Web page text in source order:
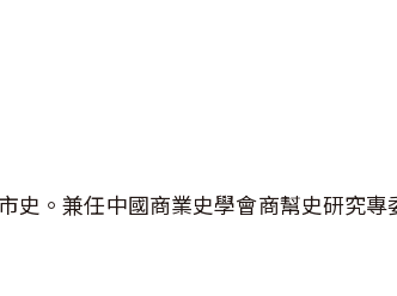
史。兼任中國商業史學會商幫史研究專